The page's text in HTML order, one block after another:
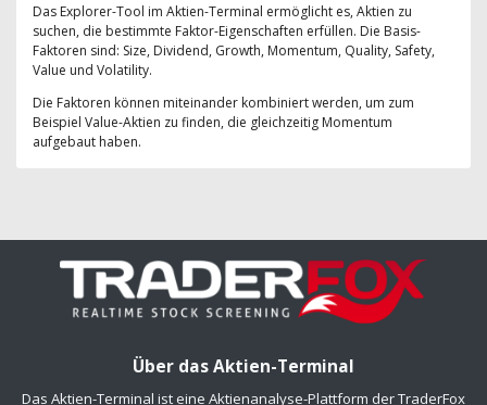
Das Explorer-Tool im Aktien-Terminal ermöglicht es, Aktien zu
suchen, die bestimmte Faktor-Eigenschaften erfüllen. Die Basis-
Faktoren sind: Size, Dividend, Growth, Momentum, Quality, Safety,
Value und Volatility.
Die Faktoren können miteinander kombiniert werden, um zum
Beispiel Value-Aktien zu finden, die gleichzeitig Momentum
aufgebaut haben.
Über das Aktien-Terminal
Das Aktien-Terminal ist eine Aktienanalyse-Plattform der TraderFox